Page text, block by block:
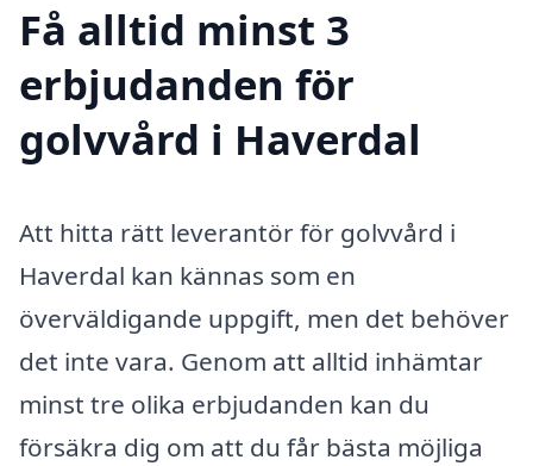
Få alltid minst 3
erbjudanden för
golvvård i Haverdal
Att hitta rätt leverantör för golvvård i
Haverdal kan kännas som en
överväldigande uppgift, men det behöver
det inte vara. Genom att alltid inhämtar
minst tre olika erbjudanden kan du
försäkra dig om att du får bästa möjliga